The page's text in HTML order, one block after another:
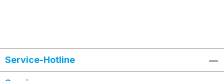
Service-Hotline